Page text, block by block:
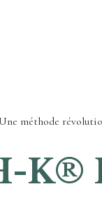
méthode
K®